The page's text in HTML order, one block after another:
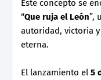
Este concepto se
“Que ruja el León”,
autoridad, victoria
eterna.
El lanzamiento el 5